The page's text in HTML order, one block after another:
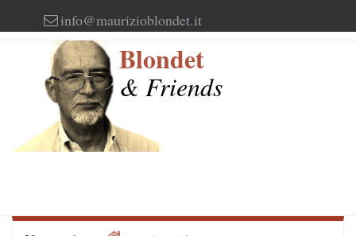
to
info@maurizioblondet.it
Blondet
& Friends